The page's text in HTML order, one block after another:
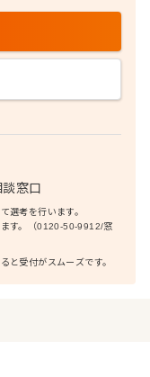
窓口
選考を行います。
す。（0120-50-9912/窓
と受付がスムーズです。